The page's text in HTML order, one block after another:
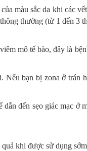
màu sắc da khi các
thường (từ 1 đến 3
mô tế bào, đây là
bạn bị zona ở trán
đến sẹo giác mạc ở
khi được sử dụng